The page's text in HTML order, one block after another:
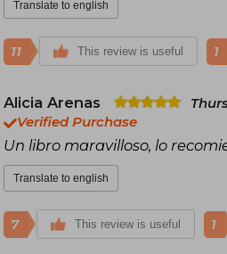
Translate to english
11 This review is useful 1
Alicia Arenas
Verified Purchase
Un libro maravilloso, lo
Translate to english
7 This review is useful 1